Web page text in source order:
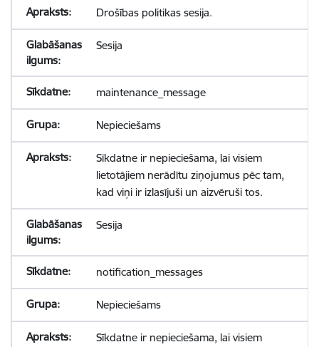
Drošības politikas sesija.
Sesija
maintenance_message
Nepieciešams
Sīkdatne ir nepieciešama, lai visiem
lietotājiem nerādītu ziņojumus pēc tam,
kad viņi ir izlasījuši un aizvēruši tos.
Sesija
notification_messages
Nepieciešams
Sīkdatne ir nepieciešama, lai visiem